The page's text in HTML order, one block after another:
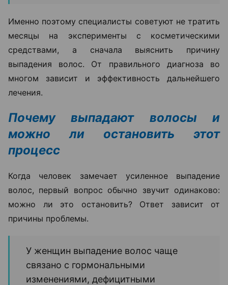
Именно поэтому специалисты советуют не тратить
месяцы на эксперименты с косметическими
средствами, а сначала выяснить причину
выпадения волос. От правильного диагноза во
многом зависит и эффективность дальнейшего
лечения.
Почему выпадают волосы и
можно ли остановить этот
процесс
Когда человек замечает усиленное выпадение
волос, первый вопрос обычно звучит одинаково:
можно ли это остановить? Ответ зависит от
причины проблемы.
У женщин выпадение волос чаще
связано с гормональными
изменениями, дефицитными